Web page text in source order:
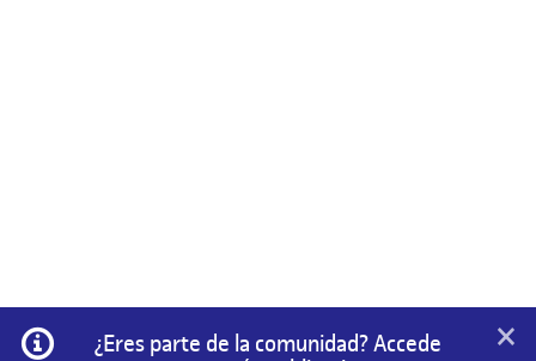
Información
¿Eres parte de la comunidad? Accede
×